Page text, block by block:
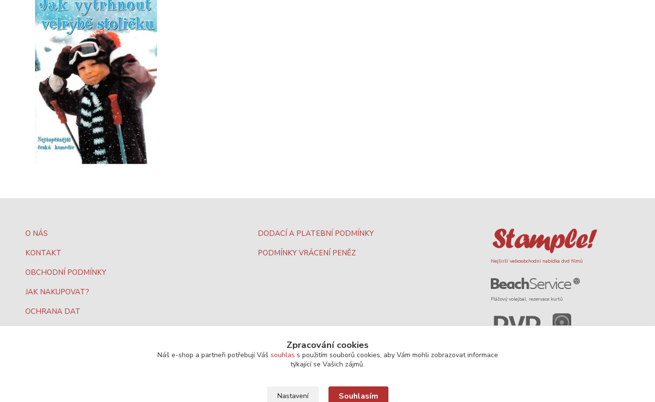
O NÁS
KONTAKT
OBCHODNÍ PODMÍNKY
JAK NAKUPOVAT?
OCHRANA DAT
DODACÍ A PLATEBNÍ PODMÍNKY
PODMÍNKY VRÁCENÍ PENĚZ
Nejširší velkoobchodní nabídka dvd filmů
Plážový volejbal, rezervace kurtů
Zpracování cookies
Náš e-shop a partneři potřebují Váš souhlas s použitím souborů cookies, aby Vám mohli zobrazovat informace
týkající se Vašich zájmů.
Nastavení Souhlasím